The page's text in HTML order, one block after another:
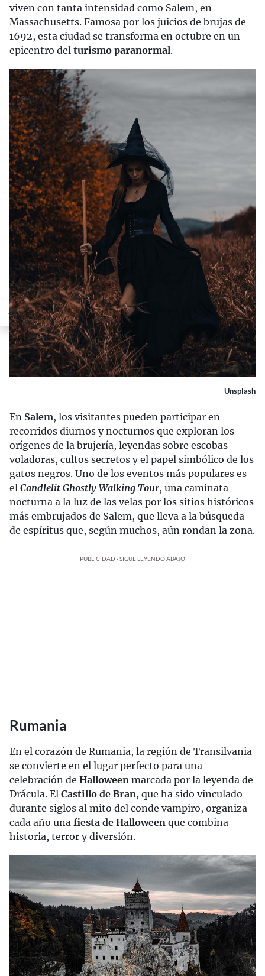
viven con tanta intensidad como Salem, en
Massachusetts. Famosa por los juicios de brujas de
1692, esta ciudad se transforma en octubre en un
epicentro del turismo paranormal.
Unsplash
En Salem, los visitantes pueden participar en
recorridos diurnos y nocturnos que exploran los
orígenes de la brujería, leyendas sobre escobas
voladoras, cultos secretos y el papel simbólico de los
gatos negros. Uno de los eventos más populares es
el Candlelit Ghostly Walking Tour, una caminata
nocturna a la luz de las velas por los sitios históricos
más embrujados de Salem, que lleva a la búsqueda
de espíritus que, según muchos, aún rondan la zona.
PUBLICIDAD - SIGUE LEYENDO ABAJO
Rumania
En el corazón de Rumania, la región de Transilvania
se convierte en el lugar perfecto para una
celebración de Halloween marcada por la leyenda de
Drácula. El Castillo de Bran, que ha sido vinculado
durante siglos al mito del conde vampiro, organiza
cada año una fiesta de Halloween que combina
historia, terror y diversión.